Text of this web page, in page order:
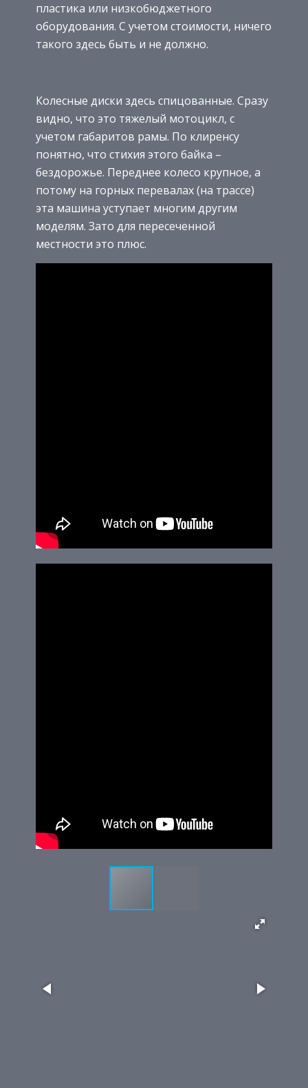
пластика или низкобюджетного
оборудования. С учетом стоимости, ничего
такого здесь быть и не должно.
Колесные диски здесь спицованные. Сразу
видно, что это тяжелый мотоцикл, с
учетом габаритов рамы. По клиренсу
понятно, что стихия этого байка –
бездорожье. Переднее колесо крупное, а
потому на горных перевалах (на трассе)
эта машина уступает многим другим
моделям. Зато для пересеченной
местности это плюс.